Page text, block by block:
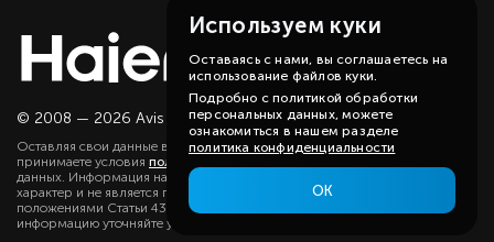
© 2008 — 2026 Avis group.Карта сайта
Оставляя свои данные в любой форме на сайте, вы даете согласие и
принимаете условия политики
данных. Информация на данном сайте носит ознакомительный
характер и не является публичной офертой, определяемой
положениями Статьи 437(2) ГК РФ. Существенную для вас
информацию уточняйте у наших менеджеров.
Используем куки
Оставаясь с нами, вы соглашаетесь на
использование файлов куки.
Подробно с политикой обработки
персональных данных, можете
ознакомиться в нашем разделе
политика конфиденциальности
ОК